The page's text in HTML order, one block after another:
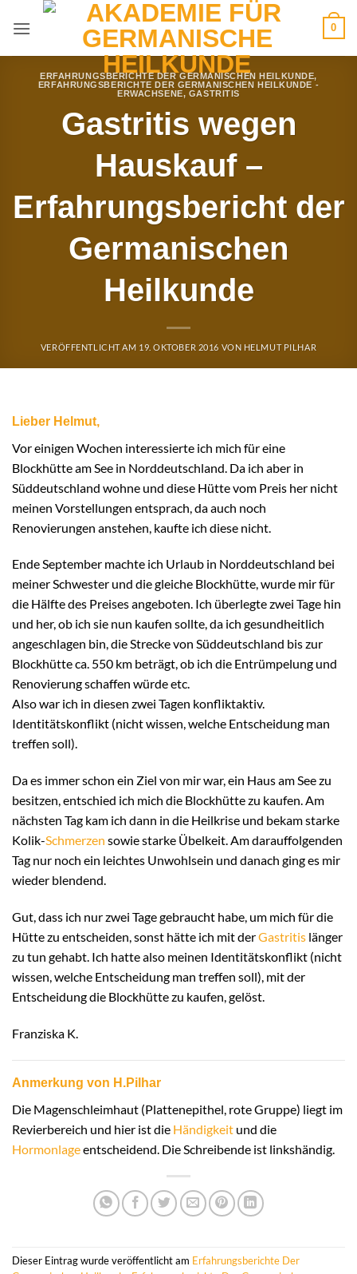
Inhalt
0
ERFAHRUNGSBERICHTE DER GERMANISCHEN HEILKUNDE,
ERFAHRUNGSBERICHTE DER GERMANISCHEN HEILKUNDE -
ERWACHSENE, GASTRITIS
Gastritis wegen
Hauskauf –
Erfahrungsbericht der
Germanischen
Heilkunde
VERÖFFENTLICHT AM 19. OKTOBER 2016 VON HELMUT PILHAR
Lieber Helmut,
Vor einigen Wochen interessierte ich mich für eine
Blockhütte am See in Norddeutschland. Da ich aber in
Süddeutschland wohne und diese Hütte vom Preis her nicht
meinen Vorstellungen entsprach, da auch noch
Renovierungen anstehen, kaufte ich diese nicht.
Ende September machte ich Urlaub in Norddeutschland bei
meiner Schwester und die gleiche Blockhütte, wurde mir für
die Hälfte des Preises angeboten. Ich überlegte zwei Tage hin
und her, ob ich sie nun kaufen sollte, da ich gesundheitlich
angeschlagen bin, die Strecke von Süddeutschland bis zur
Blockhütte ca. 550 km beträgt, ob ich die Entrümpelung und
Renovierung schaffen würde etc.
Also war ich in diesen zwei Tagen konfliktaktiv.
Identitätskonflikt (nicht wissen, welche Entscheidung man
treffen soll).
Da es immer schon ein Ziel von mir war, ein Haus am See zu
besitzen, entschied ich mich die Blockhütte zu kaufen. Am
nächsten Tag kam ich dann in die Heilkrise und bekam starke
Kolik-Schmerzen sowie starke Übelkeit. Am darauffolgenden
Tag nur noch ein leichtes Unwohlsein und danach ging es mir
wieder blendend.
Gut, dass ich nur zwei Tage gebraucht habe, um mich für die
Hütte zu entscheiden, sonst hätte ich mit derGastritis länger
zu tun gehabt. Ich hatte also meinen Identitätskonflikt (nicht
wissen, welche Entscheidung man treffen soll), mit der
Entscheidung die Blockhütte zu kaufen, gelöst.
Franziska K.
Anmerkung von H.Pilhar
Die Magenschleimhaut (Plattenepithel, rote Gruppe) liegt im
Revierbereich und hier ist die Händigkeit und die
Hormonlageentscheidend. Die Schreibende ist linkshändig.
Dieser Eintrag wurde veröffentlicht am Erfahrungsberichte Der